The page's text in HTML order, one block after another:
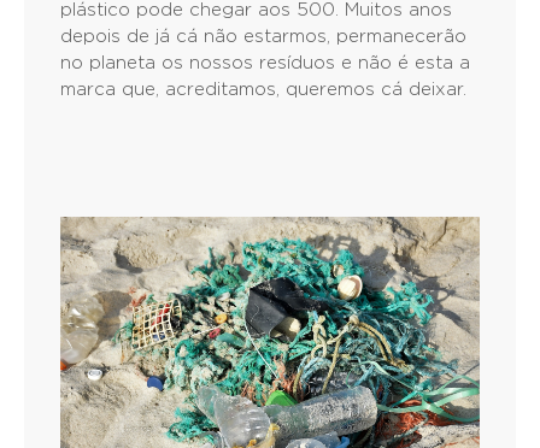
plástico pode chegar aos 500. Muitos anos
depois de já cá não estarmos, permanecerão
no planeta os nossos resíduos e não é esta a
marca que, acreditamos, queremos cá deixar.